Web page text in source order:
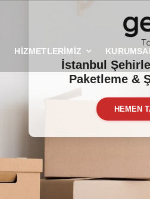
HİZMETLERİMİZ
İstanbul
Paketleme &
HEMEN